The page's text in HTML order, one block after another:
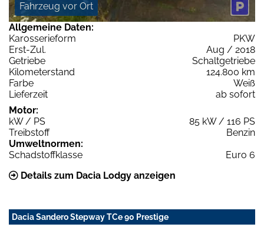
Fahrzeug vor Ort
Allgemeine Daten:
Karosserieform
PKW
Erst-Zul.
Aug / 2018
Getriebe
Schaltgetriebe
Kilometerstand
124.800 km
Farbe
Weiß
Lieferzeit
ab sofort
Motor:
kW / PS
85 kW / 116 PS
Treibstoff
Benzin
Umweltnormen:
Schadstoffklasse
Euro 6
Details zum Dacia Lodgy anzeigen
Dacia Sandero Stepway TCe 90 Prestige